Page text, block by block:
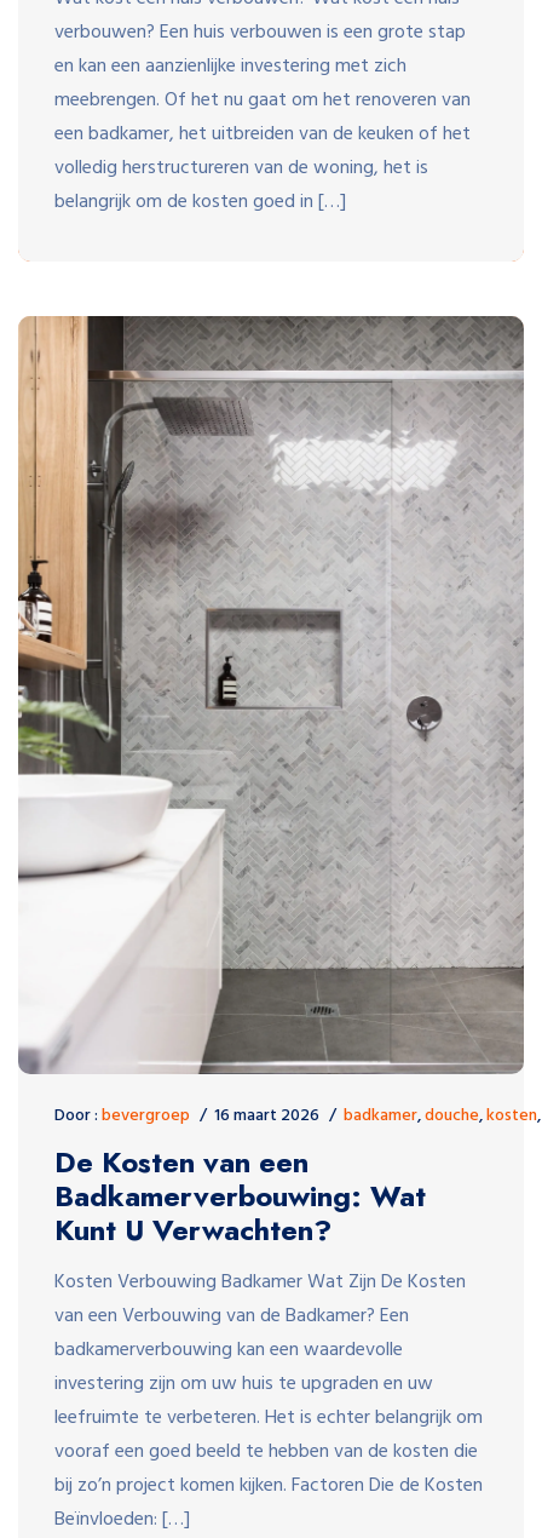
verbouwen? Een huis verbouwen is een grote stap
en kan een aanzienlijke investering met zich
meebrengen. Of het nu gaat om het renoveren van
een badkamer, het uitbreiden van de keuken of het
volledig herstructureren van de woning, het is
belangrijk om de kosten goed in […]
Door :bevergroep 16 maart 2026 badkamer,douche,kosten
De Kosten van een
Badkamerverbouwing: Wat
Kunt U Verwachten?
Kosten Verbouwing Badkamer Wat Zijn De Kosten
van een Verbouwing van de Badkamer? Een
badkamerverbouwing kan een waardevolle
investering zijn om uw huis te upgraden en uw
leefruimte te verbeteren. Het is echter belangrijk om
vooraf een goed beeld te hebben van de kosten die
bij zo’n project komen kijken. Factoren Die de Kosten
Beïnvloeden: […]